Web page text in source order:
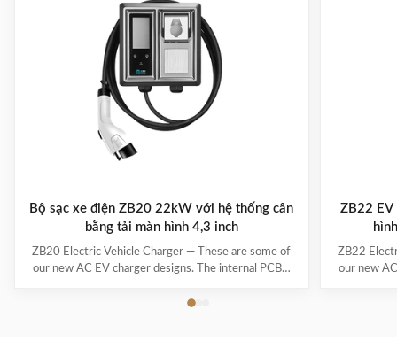
Bộ sạc xe điện ZB20 22kW với hệ thống cân
bằng tải màn hình 4,3 inch
ZB20 Electric Vehicle Charger — These are some of
our new AC EV charger designs. The internal PCBA
only the exteriors/enclosures are new, and they’re
ZB22
ZB22
our new